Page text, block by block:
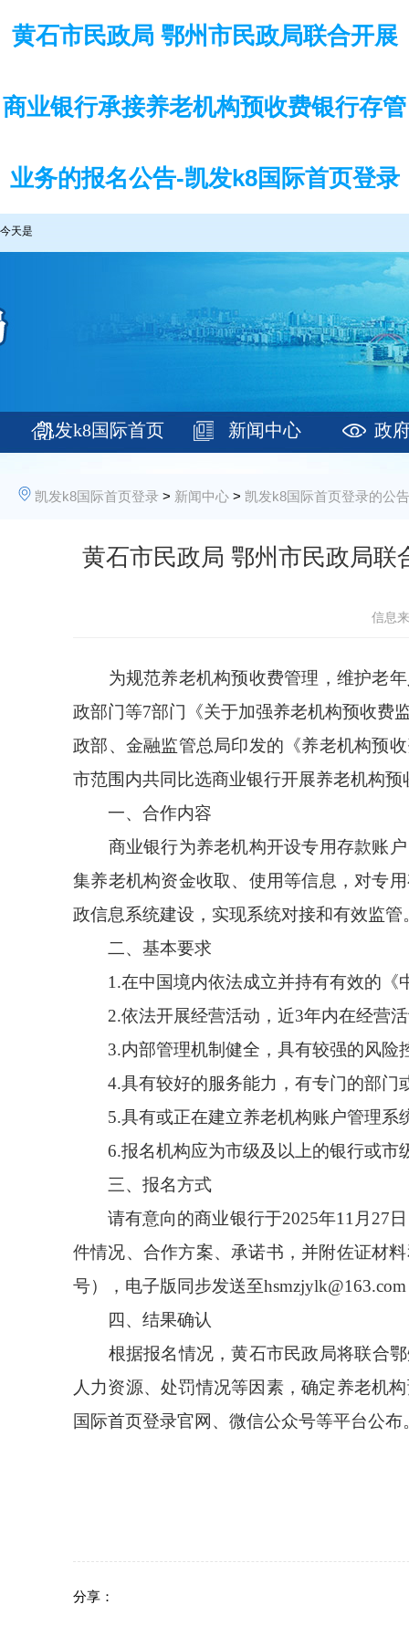
黄石市民政局 鄂州市民政局联合开展
商业银行承接养老机构预收费银行存管
业务的报名公告-凯发k8国际首页登录
今天是
凯发k8国际首页 新闻中心 政
凯发k8国际首页登录 > 新闻中心 > 凯发k8国际首页登录的公告
黄石市民政局 鄂州市民政局
信息
为规范养老机构预收费管理，维护老
政部门等7部门《关于加强养老机构预收费
政部、金融监管总局印发的 《养老机构预
市范围内共同 比选商业银行开展养老机构
一、合作内容
商业银行为养老机构开设专用存款账
集养老机构资金收取、使用等信息，对专
政信息系统建设，实现系统对接和有效监管
二、基本要求
1.在中国境内依法成立并持有有效的《
2.依法开展经营活动，近3年内在经营
3.内部管理机制健全，具有较强的风险
4.具有较好的服务能力，有专门的部门
5.具有或正在建立养老机构账户管理系
6.报名机构应为市级及以上的银行或市
三、报名方式
请有意向的商业银行于2025年11 月 27
件情况、合作方案、承诺书，并附佐证材料
号），电子版同步发送至hsmzjylk@163.com
四、结果确认
根据报名情况，黄石市民政局将联合
人力资源、处罚情况等因素，确定养老机
国际首页登录官网、微信公众号等平台公布
分享：